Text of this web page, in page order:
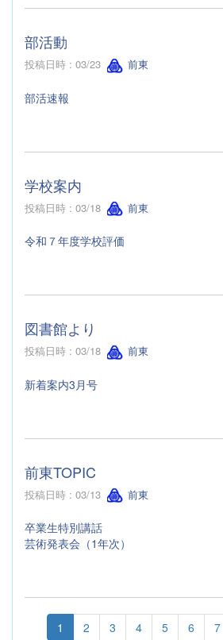
部活動
投稿日時 : 03/23 前東
部活速報
学校案内
投稿日時 : 03/18 前東
令和７年度学校評価
図書館より
投稿日時 : 03/18 前東
新着案内3月号
前東TOPIC
投稿日時 : 03/13 前東
卒業生特別講話
芸術発表会（1年次）
1 2 3 4 5 6 7